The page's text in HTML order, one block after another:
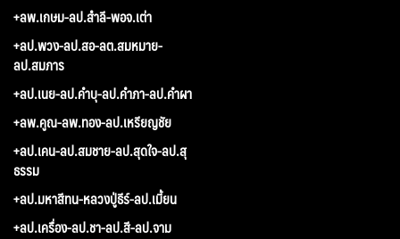
+ลพ.เกษม-ลป.สำลี-พอจ.เต่า
+ลป.พวง-ลป.สอ-ลต.สมหมาย-
ลป.สมภาร
+ลป.เนย-ลป.คำบุ-ลป.คำภา-ลป.คำผา
+ลพ.คูณ-ลพ.ทอง-ลป.เหรียญชัย
+ลป.เคน-ลป.สมชาย-ลป.สุดใจ-ลป.สุ
ธรรม
+ลป.มหาสีทน-หลวงปู่ธีร์-ลป.เมี้ยน
+ลป.เครื่อง-ลป.ชา-ลป.สี-ลป.จาม